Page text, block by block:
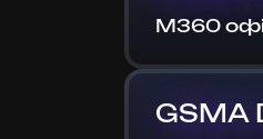
M360
GSMA